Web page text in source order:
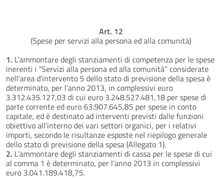
Art. 12
(Spese per servizi alla persona ed alla comunità)
1. L’ammontare degli stanziamenti di competenza per le spese
inerenti i “Servizi alla persona ed alla comunità” considerate
nell’area d’intervento 5 dello stato di previsione della spesa è
determinato, per l’anno 2013, in complessivi euro
3.312.435.127,03 di cui euro 3.248.527.481,18 per spese di
parte corrente ed euro 63.907.645,85 per spese in conto
capitale, ed è destinato ad interventi previsti dalle funzioni
obiettivo all’interno dei vari settori organici, per i relativi
importi, secondo le risultanze esposte nel riepilogo generale
dello stato di previsione della spesa (Allegato 1).
2. L’ammontare degli stanziamenti di cassa per le spese di cui
al comma 1 è determinato, per l’anno 2013 in complessivi
euro 3.041.189.418,75.